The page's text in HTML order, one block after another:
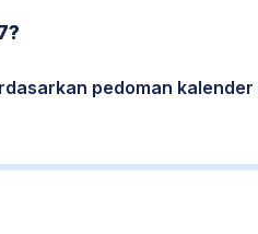
pedoman kalender